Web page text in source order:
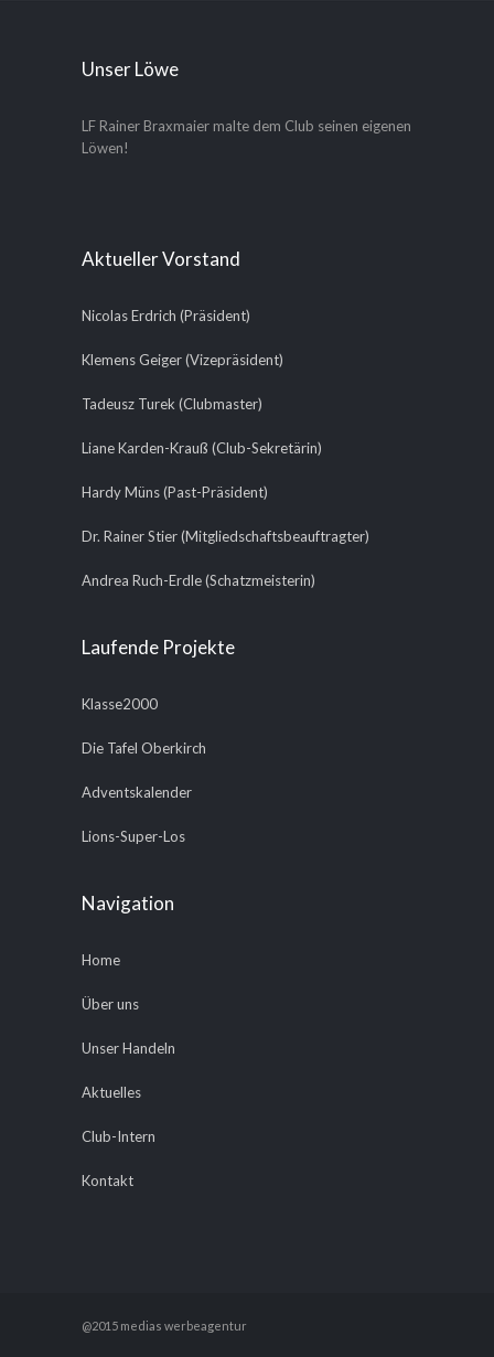
Unser Löwe
LF Rainer Braxmaier malte dem Club seinen eigenen
Löwen!
Aktueller Vorstand
Nicolas Erdrich (Präsident)
Klemens Geiger (Vizepräsident)
Tadeusz Turek (Clubmaster)
Liane Karden-Krauß (Club-Sekretärin)
Hardy Müns (Past-Präsident)
Dr. Rainer Stier (Mitgliedschaftsbeauftragter)
Andrea Ruch-Erdle (Schatzmeisterin)
Laufende Projekte
Klasse2000
Die Tafel Oberkirch
Adventskalender
Lions-Super-Los
Navigation
Home
Über uns
Unser Handeln
Aktuelles
Club-Intern
Kontakt
@2015 medias werbeagentur